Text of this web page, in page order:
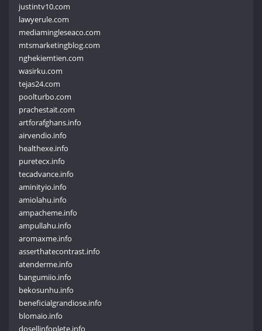
justintv10.com
lawyerule.com
mediamingleseaco.com
mtsmarketingblog.com
nghekiemtien.com
wasirku.com
tejas24.com
poolturbo.com
prachestait.com
artforafghans.info
airvendio.info
healthexe.info
puretecx.info
tecadvance.info
aminityio.info
amiolahu.info
ampacheme.info
ampullahu.info
aromaxme.info
asserthatecontrast.info
atenderme.info
bangumiio.info
bekosunhu.info
beneficialgrandiose.info
blomaio.info
dosellinfoplete.info